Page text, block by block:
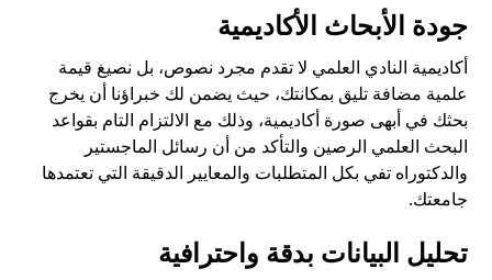
جودة الأبحاث الأكاديمية
أكاديمية النادي العلمي لا تقدم مجرد نصوص، بل نصيغ قيمة
علمية مضافة تليق بمكانتك، حيث يضمن لك خبراؤنا أن يخرج
بحثك في أبهى صورة أكاديمية، وذلك مع الالتزام التام بقواعد
البحث العلمي الرصين والتأكد من أن رسائل الماجستير
والدكتوراه تفي بكل المتطلبات والمعايير الدقيقة التي تعتمدها
جامعتك.
تحليل البيانات بدقة واحترافية